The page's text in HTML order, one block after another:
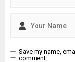
Save my name,
comment.